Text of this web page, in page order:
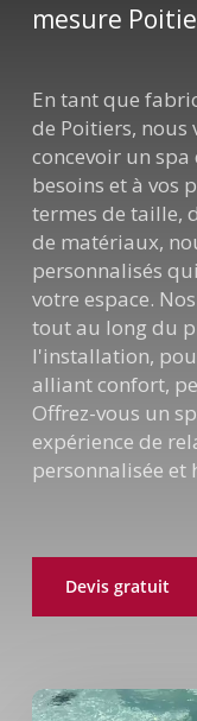
mesure
En tant que
de Poitiers,
concevoir un
besoins et à vos
termes de taille,
de matériaux,
personnalisés
votre espace.
tout au long du
l'installation,
alliant confort,
Offrez-vous un
expérience de
personnalisée et
Devis gratuit